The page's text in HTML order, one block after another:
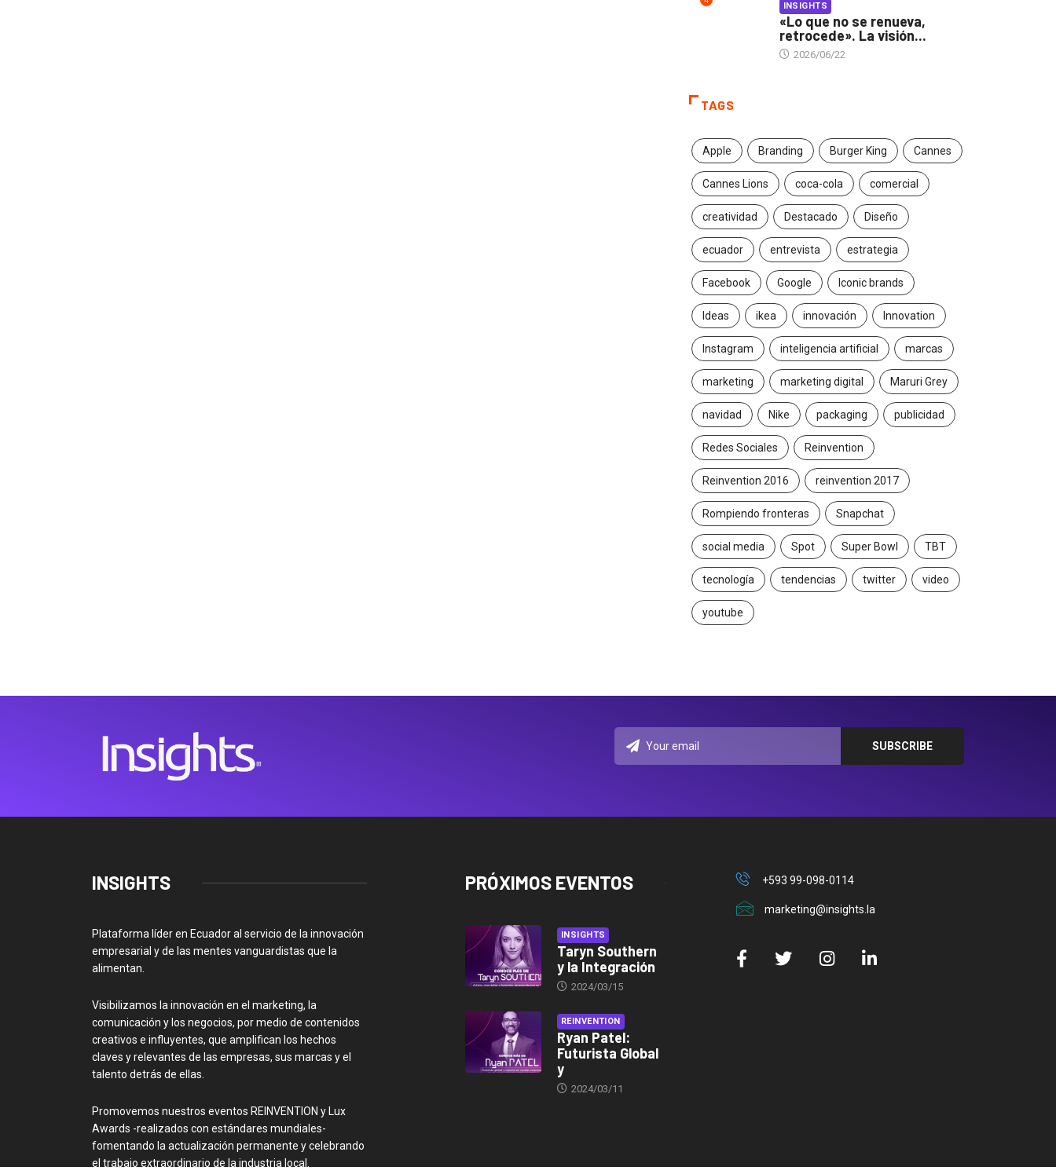
INSIGHTS
«Lo que no se renueva,
retrocede». La visión...
2026/06/22
TAGS
Apple Branding Burger King Cannes
Cannes Lions coca-cola comercial
creatividad Destacado Diseño
ecuador entrevista estrategia
Facebook Google Iconic brands
Ideas ikea innovación Innovation
Instagram inteligencia artificial marcas
marketing marketing digital Maruri Grey
navidad Nike packaging publicidad
Redes Sociales Reinvention
Reinvention 2016 reinvention 2017
Rompiendo fronteras Snapchat
social media Spot Super Bowl TBT
tecnología tendencias twitter video
youtube
INSIGHTS
Plataforma líder en Ecuador al servicio de la innovación
empresarial y de las mentes vanguardistas que la
alimentan.
Visibilizamos la innovación en el marketing, la
comunicación y los negocios, por medio de contenidos
creativos e influyentes, que amplifican los hechos
claves y relevantes de las empresas, sus marcas y el
talento detrás de ellas.
Promovemos nuestros eventos REINVENTION y Lux
Awards -realizados con estándares mundiales-
fomentando la actualización permanente y celebrando
el trabajo extraordinario de la industria local.
PRÓXIMOS EVENTOS
INSIGHTS
Taryn Southern
y la Integración
2024/03/15
REINVENTION
Ryan Patel:
Futurista Global
y
2024/03/11
+593 99-098-0114
marketing@insights.la